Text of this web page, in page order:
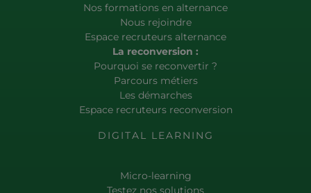
Nos formations en alternance
Nous rejoindre
Espace recruteurs alternance
La reconversion :
Pourquoi se reconvertir ?
Parcours métiers
Les démarches
Espace recruteurs reconversion
DIGITAL LEARNING
Micro-learning
Testez nos solutions